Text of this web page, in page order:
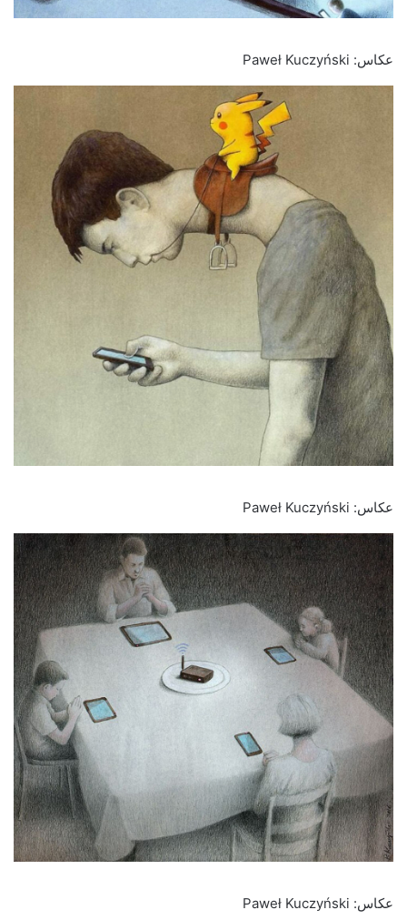
عکاس: Paweł Kuczyński
عکاس: Paweł Kuczyński
عکاس: Paweł Kuczyński